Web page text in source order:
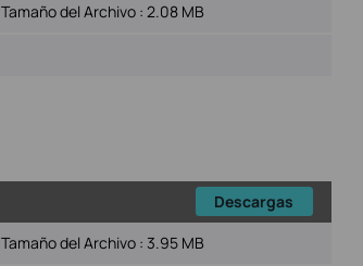
Tamaño del Archivo : 2.08 MB
Descargas
Tamaño del Archivo : 3.95 MB